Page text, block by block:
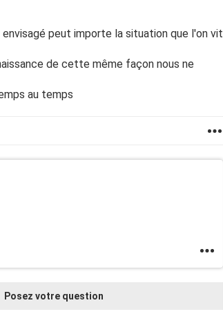
peut importe la situation que l'on vit
de cette même façon nous ne
au temps
Posez votre question